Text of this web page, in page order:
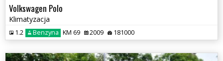
Volkswagen Polo
Klimatyzacja
1.2 Benzyna KM 69 2009 181000